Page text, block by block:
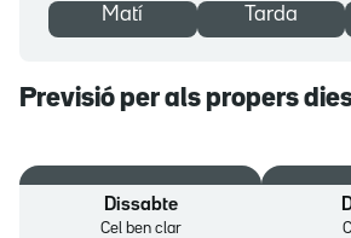
Matí Tarda
Previsió per als propers
Dissabte
Cel ben clar